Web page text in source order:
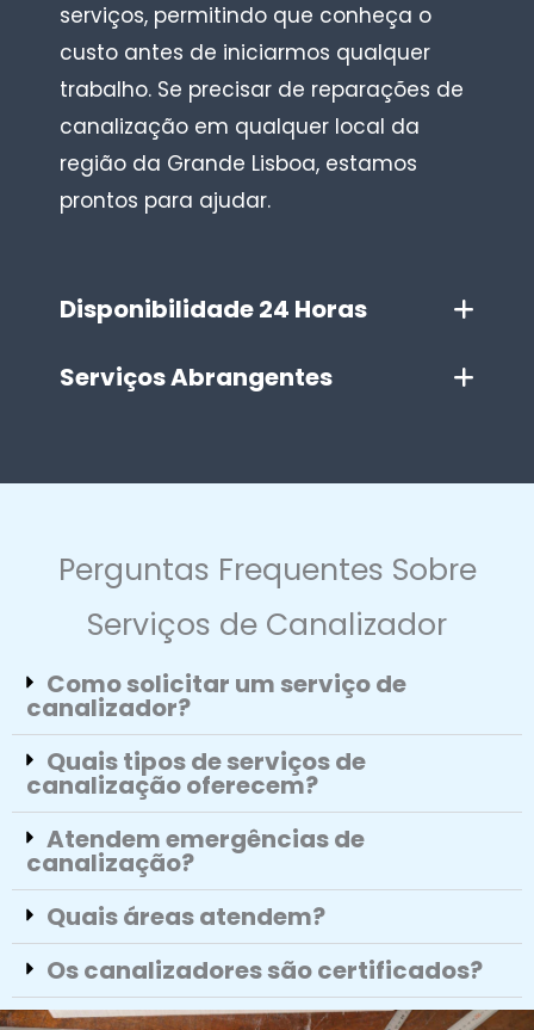
serviços, permitindo que conheça o
custo antes de iniciarmos qualquer
trabalho. Se precisar de reparações de
canalização em qualquer local da
região da Grande Lisboa, estamos
prontos para ajudar.
Disponibilidade 24 Horas
Serviços Abrangentes
Perguntas Frequentes Sobre
Serviços de Canalizador
Como solicitar um serviço de
canalizador?
Quais tipos de serviços de
canalização oferecem?
Atendem emergências de
canalização?
Quais áreas atendem?
Os canalizadores são certificados?